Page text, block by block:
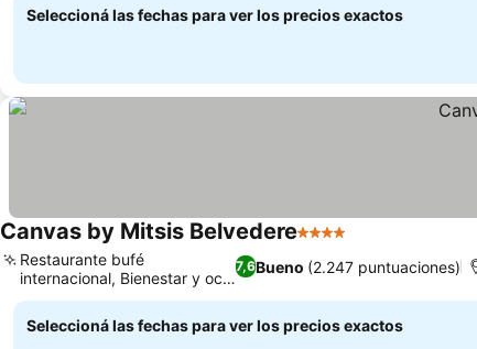
Seleccioná las fechas para ver los precios exactos
Canvas by Mitsis Belvedere4 Estrellas
7,6Bueno (2.247 puntuaciones)
Restaurante bufé
internacional, Bienestar y ocio
activo
Seleccioná las fechas para ver los precios exactos